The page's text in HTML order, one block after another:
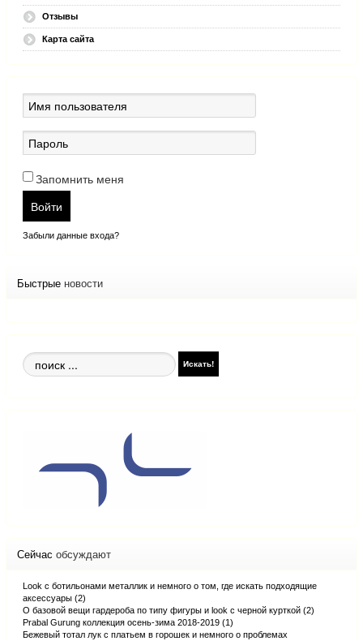
Отзывы
Карта сайта
Запомнить меня
Войти
Забыли данные входа?
Быстрые новости
Поиск
по
Искать!
Сейчас обсуждают
Look с ботильонами металлик и немного о том, где искать подходящие
аксессуары (2)
О базовой вещи гардероба по типу фигуры и look с черной курткой (2)
Prabal Gurung коллекция осень-зима 2018-2019 (1)
Бежевый тотал лук с платьем в горошек и немного о проблемах